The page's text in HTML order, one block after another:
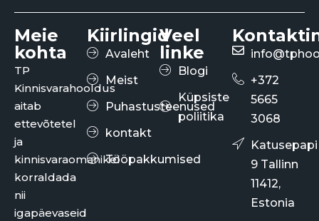
Meie
kohta
TP
Kinnisvarahooldus
aitab
ettevõtetel
ja
kinnisvaraomanikel
korraldada
nii
igapäevaseid
Kiirlingid
Avaleht
Meist
Puhastusteenused
kontakt
Tööpakkumised
Veel
linke
Blogi
Küpsiste
poliitika
+372
5665
3068
Katusepapi
9 Tallinn
11412,
Estonia